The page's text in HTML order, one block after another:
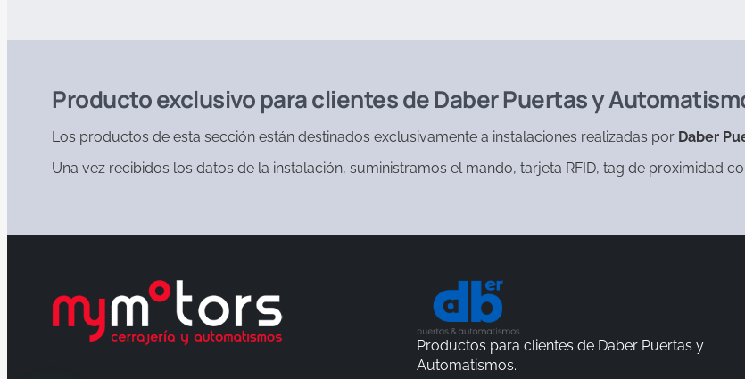
Producto exclusivo para clientes de Daber Puertas y
Los productos de esta sección están destinados exclusivamente a instalaciones realizadas por Daber
Una vez recibidos los datos de la instalación, suministramos el mando, tarjeta RFID, tag de proximidad
Productos para clientes de Daber Puertas y
Automatismos.